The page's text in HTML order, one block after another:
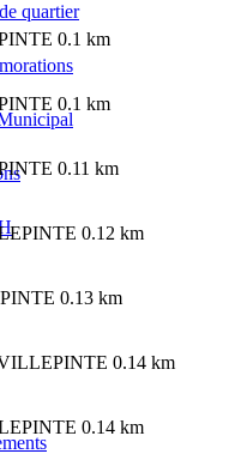
quartier
0.1 km
0.1 km
0.11 km
0.12 km
0.13 km
VILLEPINTE 0.14 km
0.14 km